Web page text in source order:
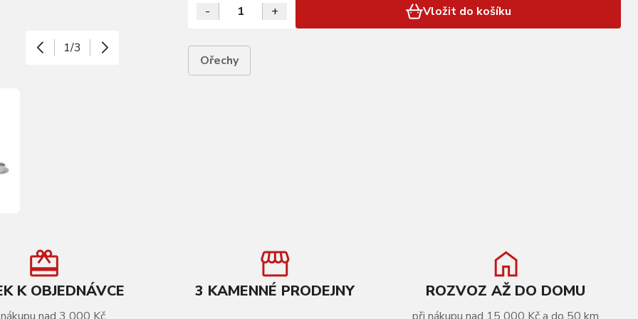
1/3
- + Vložit do košíku
Ořechy
K OBJEDNÁVCE
nad 3 000 Kč
3 KAMENNÉ PRODEJNY ROZVOZ AŽ DO DOMU
při nákupu nad 15 000 Kč a do 50 km